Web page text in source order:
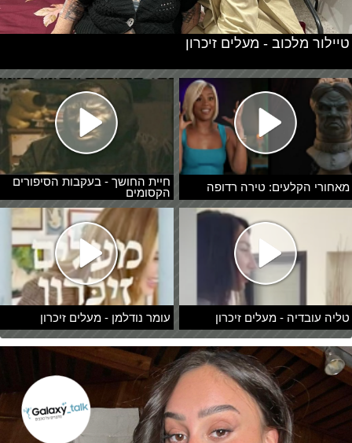
מאחורי הקלעים: טירה רדופה
חיית החושך - בעקבות הסיפורים
הקסומים
טליה עובדיה - מעלים זיכרון עומר נודלמן - מעלים זיכרון
טיילור מלכוב - מעלים זיכרון